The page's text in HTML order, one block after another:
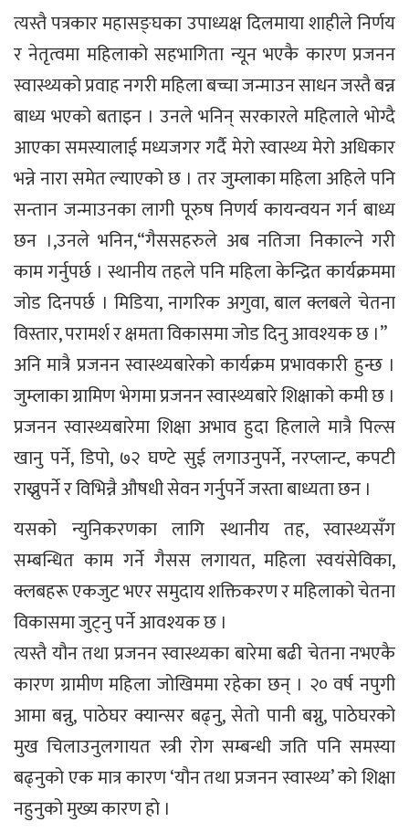
त्यस्तै पत्रकार महासङ्घका उपाध्यक्ष दिलमाया शाहीले निर्णय
र नेतृत्वमा महिलाको सहभागिता न्यून भएकै कारण प्रजनन
स्वास्थ्यको प्रवाह नगरी महिला बच्चा जन्माउन साधन जस्तै बन्न
बाध्य भएको बताइन । उनले भनिन् सरकारले महिलाले भोग्दै
आएका समस्यालाई मध्यजगर गर्दै मेरो स्वास्थ्य मेरो अधिकार
भन्ने नारा समेत ल्याएको छ । तर जुम्लाका महिला अहिले पनि
सन्तान जन्माउनका लागी पूरुष निणर्य कायन्वयन गर्न बाध्य
छन ।,उनले भनिन,“गैससहरुले अब नतिजा निकाल्ने गरी
काम गर्नुपर्छ । स्थानीय तहले पनि महिला केन्द्रित कार्यक्रममा
जोड दिनपर्छ । मिडिया, नागरिक अगुवा, बाल क्लबले चेतना
विस्तार, परामर्श र क्षमता विकासमा जोड दिनु आवश्यक छ ।”
अनि मात्रै प्रजनन स्वास्थ्यबारेको कार्यक्रम प्रभावकारी हुन्छ ।
जुम्लाका ग्रामिण भेगमा प्रजनन स्वास्थ्यबारे शिक्षाको कमी छ ।
प्रजनन स्वास्थ्यबारेमा शिक्षा अभाव हुदा हिलाले मात्रै पिल्स
खानु पर्ने, डिपो, ७२ घण्टे सुई लगाउनुपर्ने, नरप्लान्ट, कपटी
राख्नुपर्ने र विभिन्नै औषधी सेवन गर्नुपर्ने जस्ता बाध्यता छन ।
यसको न्युनिकरणका लागि स्थानीय तह, स्वास्थ्यसँग
सम्बन्धित काम गर्ने गैसस लगायत, महिला स्वयंसेविका,
क्लबहरू एकजुट भएर समुदाय शक्तिकरण र महिलाको चेतना
विकासमा जुट्नु पर्ने आवश्यक छ ।
त्यस्तै यौन तथा प्रजनन स्वास्थ्यका बारेमा बढी चेतना नभएकै
कारण ग्रामीण महिला जोखिममा रहेका छन् । २० वर्ष नपुगी
आमा बन्नु, पाठेघर क्यान्सर बढ्नु, सेतो पानी बग्नु, पाठेघरको
मुख चिलाउनुलगायत स्त्री रोग सम्बन्धी जति पनि समस्या
बढ्नुको एक मात्र कारण ‘यौन तथा प्रजनन स्वास्थ्य’ को शिक्षा
नहुनुको मुख्य कारण हो ।